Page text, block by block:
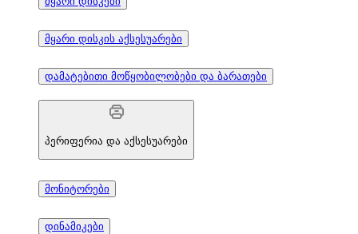
მყარი დისკის აქსესუარები
დამატებითი მოწყობილობები და ბარათები
პერიფერია და აქსესუარები
მონიტორები
დინამიკები